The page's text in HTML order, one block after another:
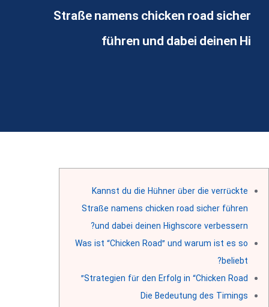
Straße namens chicken road sicher
führen und dabei deinen Hi
Kannst du die Hühner über die verrückte
Straße namens chicken road sicher führen
und dabei deinen Highscore verbessern?
Was ist “Chicken Road” und warum ist es so
beliebt?
Strategien für den Erfolg in “Chicken Road”
Die Bedeutung des Timings